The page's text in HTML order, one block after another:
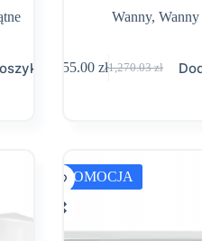
Wanny,Wanny
1,270.03zł
Pierwotna
755.00 złAktualna
PROMOCJA